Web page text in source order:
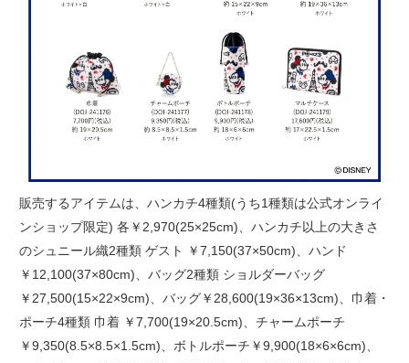
販売するアイテムは、ハンカチ4種類(うち1種類は公式オンライ
ンショップ限定) 各￥2,970(25×25cm)、ハンカチ以上の大きさ
のシュニール織2種類 ゲスト ￥7,150(37×50cm)、ハンド
￥12,100(37×80cm)、バッグ2種類 ショルダーバッグ
￥27,500(15×22×9cm)、バッグ￥28,600(19×36×13cm)、巾着・
ポーチ4種類 巾着 ￥7,700(19×20.5cm)、チャームポーチ
￥9,350(8.5×8.5×1.5cm)、ボトルポーチ￥9,900(18×6×6cm)、